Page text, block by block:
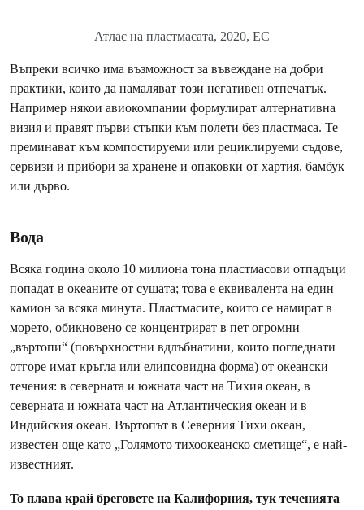
Атлас на пластмасата, 2020, ЕС
Въпреки всичко има възможност за въвеждане на добри
практики, които да намаляват този негативен отпечатък.
Например някои авиокомпании формулират алтернативна
визия и правят първи стъпки към полети без пластмаса. Те
преминават към компостируеми или рециклируеми съдове,
сервизи и прибори за хранене и опаковки от хартия, бамбук
или дърво.
Вода
Всяка година около 10 милиона тона пластмасови отпадъци
попадат в океаните от сушата; това е еквивалента на един
камион за всяка минута. Пластмасите, които се намират в
морето, обикновено се концентрират в пет огромни
„въртопи“ (повърхностни вдлъбнатини, които погледнати
отгоре имат кръгла или елипсовидна форма) от океански
течения: в северната и южната част на Тихия океан, в
северната и южната част на Атлантическия океан и в
Индийския океан. Въртопът в Северния Тихи океан,
известен още като „Голямото тихоокеанско сметище“, е най-
известният.
To плава край бреговете на Калифорния, тук теченията